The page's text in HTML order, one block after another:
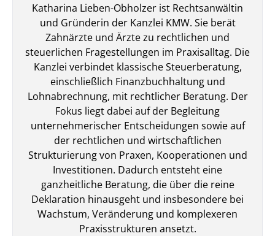
Katharina Lieben-Obholzer ist Rechtsanwältin
und Gründerin der Kanzlei KMW. Sie berät
Zahnärzte und Ärzte zu rechtlichen und
steuerlichen Fragestellungen im Praxisalltag. Die
Kanzlei verbindet klassische Steuerberatung,
einschließlich Finanzbuchhaltung und
Lohnabrechnung, mit rechtlicher Beratung. Der
Fokus liegt dabei auf der Begleitung
unternehmerischer Entscheidungen sowie auf
der rechtlichen und wirtschaftlichen
Strukturierung von Praxen, Kooperationen und
Investitionen. Dadurch entsteht eine
ganzheitliche Beratung, die über die reine
Deklaration hinausgeht und insbesondere bei
Wachstum, Veränderung und komplexeren
Praxisstrukturen ansetzt.